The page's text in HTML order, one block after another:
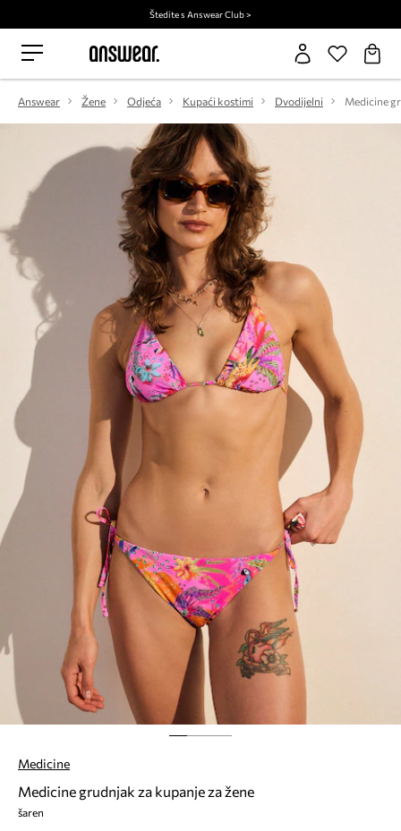
Štedite s Answear Club >
Answear Žene Odjeća Kupaći kostimi Dvodijelni Medicine
Medicine
Medicine grudnjak za kupanje za žene
šaren